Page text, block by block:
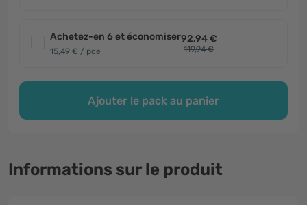
Achetez-en 6 et économiser
15,49 € / pce
92,94 €
119,94 €
Ajouter le pack au panier
Informations sur le produit